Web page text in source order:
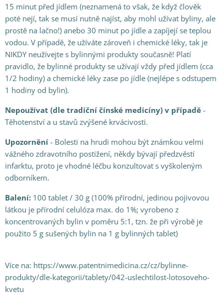
15 minut před jídlem (neznamená to však, že když člověk
poté nejí, tak se musí nutně najíst, aby mohl užívat byliny, ale
prostě na lačno!) anebo 30 minut po jídle a zapíjejí se teplou
vodou. V případě, že užíváte zároveň i chemické léky, tak je
NIKDY neužívejte s bylinnými produkty současně! Platí
pravidlo, že bylinné produkty se užívají vždy před jídlem (cca
1/2 hodiny) a chemické léky zase po jídle (nejlépe s odstupem
1 hodiny od bylin).
Nepoužívat (dle tradiční čínské medicíny) v případě -
Těhotenství a u stavů zvýšené krvácivosti.
Upozornění - Bolesti na hrudi mohou být známkou velmi
vážného zdravotního postižení, někdy bývají předzvěstí
infarktu, proto je vhodné léčbu konzultovat s vyškoleným
odborníkem.
Balení: 100 tablet / 30 g (100% přírodní, jedinou pojivovou
látkou je přírodní celulóza max. do 1%; vyrobeno z
koncentrovaných bylin v poměru 5:1, tzn. že při výrobě je
použito 5 g sušených bylin na 1 g bylinných tablet)
Více na: https://www.patentnimedicina.cz/cz/bylinne-
produkty/dle-kategorii/tablety/042-uslechtilost-lotosoveho-
kvetu